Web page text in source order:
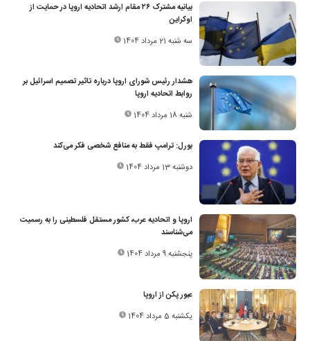
بیانیه مشترک ۲۶ مقام ارشد اتحادیه اروپا در حمایت از
اوکراین
سه شنبه 21 مرداد 1404
هشدار رئیس شورای اروپا درباره تاثیر تصمیم اسرائیل بر
روابط اتحادیه اروپا
شنبه 18 مرداد 1404
بورل: ترامپ فقط به منافع شخصی فکر می‌کند
دوشنبه 13 مرداد 1404
اروپا و اتحادیه عرب، کشور مستقل فلسطینی را به رسمیت
می‌شناسند
پنجشنبه 9 مرداد 1404
عبور پکن از اروپا
یکشنبه 5 مرداد 1404